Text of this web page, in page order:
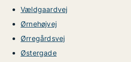
Vældgaardvej
Ørnehøjvej
Ørregårdsvej
Østergade